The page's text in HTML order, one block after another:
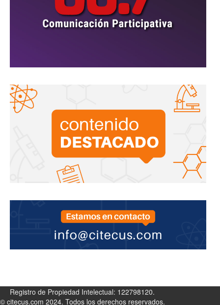
Registro de Propiedad Intelectual: 122798120.
© citecus.com 2024. Todos los derechos reservados.